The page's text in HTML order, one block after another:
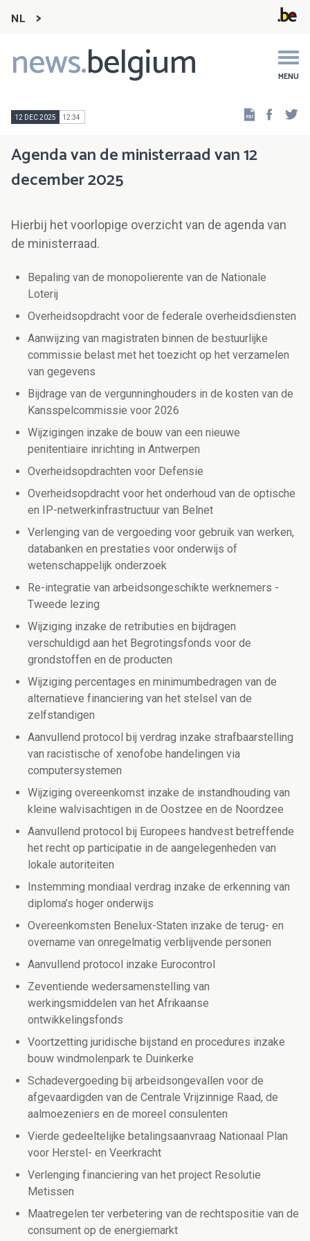
NL
news.belgium MENU
Main
navigation
12 DEC 2025 12:34
Agenda van de ministerraad van 12
december 2025
Hierbij het voorlopige overzicht van de agenda van
de ministerraad.
Bepaling van de monopolierente van de Nationale
Loterij
Overheidsopdracht voor de federale overheidsdiensten
Aanwijzing van magistraten binnen de bestuurlijke
commissie belast met het toezicht op het verzamelen
van gegevens
Bijdrage van de vergunninghouders in de kosten van de
Kansspelcommissie voor 2026
Wijzigingen inzake de bouw van een nieuwe
penitentiaire inrichting in Antwerpen
Overheidsopdrachten voor Defensie
Overheidsopdracht voor het onderhoud van de optische
en IP-netwerkinfrastructuur van Belnet
Verlenging van de vergoeding voor gebruik van werken,
databanken en prestaties voor onderwijs of
wetenschappelijk onderzoek
Re-integratie van arbeidsongeschikte werknemers -
Tweede lezing
Wijziging inzake de retributies en bijdragen
verschuldigd aan het Begrotingsfonds voor de
grondstoffen en de producten
Wijziging percentages en minimumbedragen van de
alternatieve financiering van het stelsel van de
zelfstandigen
Aanvullend protocol bij verdrag inzake strafbaarstelling
van racistische of xenofobe handelingen via
computersystemen
Wijziging overeenkomst inzake de instandhouding van
kleine walvisachtigen in de Oostzee en de Noordzee
Aanvullend protocol bij Europees handvest betreffende
het recht op participatie in de aangelegenheden van
lokale autoriteiten
Instemming mondiaal verdrag inzake de erkenning van
diploma’s hoger onderwijs
Overeenkomsten Benelux-Staten inzake de terug- en
overname van onregelmatig verblijvende personen
Aanvullend protocol inzake Eurocontrol
Zeventiende wedersamenstelling van
werkingsmiddelen van het Afrikaanse
ontwikkelingsfonds
Voortzetting juridische bijstand en procedures inzake
bouw windmolenpark te Duinkerke
Schadevergoeding bij arbeidsongevallen voor de
afgevaardigden van de Centrale Vrijzinnige Raad, de
aalmoezeniers en de moreel consulenten
Vierde gedeeltelijke betalingsaanvraag Nationaal Plan
voor Herstel- en Veerkracht
Verlenging financiering van het project Resolutie
Metissen
Maatregelen ter verbetering van de rechtspositie van de
consument op de energiemarkt